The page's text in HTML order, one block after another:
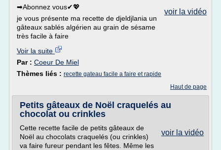
voir la vidéo
➡Abonnez vous✔💖
je vous présente ma recette de djeldjlania un
gâteaux sablés algérien au grain de sésame
très facile à faire
Voir la suite
Par : Coeur De Miel
Thèmes liés : recette gateau facile a faire et rapide
Haut de page
Petits gâteaux de Noël craquelés au
chocolat ou crinkles
voir la vidéo
Cette recette facile de petits gâteaux de
Noël au chocolats craquelés (ou crinkles)
va faire fureur pendant les fêtes. Même les